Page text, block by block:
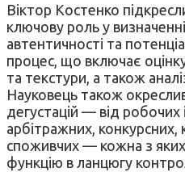
Віктор Костенко
ключову роль у визначенні
автентичності та
процес, що включає
та текстури, а також
Науковець також
дегустацій — від
арбітражних, конкурсних,
споживчих — кожна з
функцію в ланцюгу